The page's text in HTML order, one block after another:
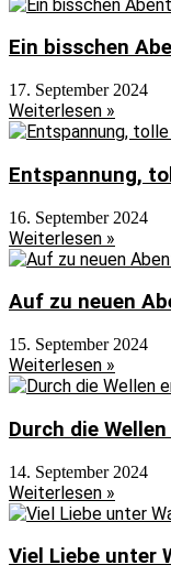
Ein bisschen
17. September 2024
Weiterlesen »
Entspannung,
16. September 2024
Weiterlesen »
Auf zu neuen
15. September 2024
Weiterlesen »
Durch die
14. September 2024
Weiterlesen »
Viel Liebe unter